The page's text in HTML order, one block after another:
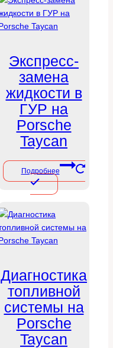
Экспресс-
замена
жидкости в
ГУР на
Porsche
Taycan
Подробнее
Диагностика
топливной
системы на
Porsche
Taycan